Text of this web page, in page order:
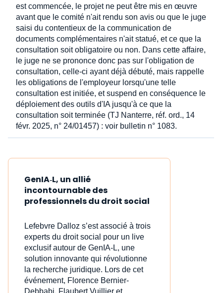
est commencée, le projet ne peut être mis en œuvre
avant que le comité n'ait rendu son avis ou que le juge
saisi du contentieux de la communication de
documents complémentaires n'ait statué, et ce que la
consultation soit obligatoire ou non. Dans cette affaire,
le juge ne se prononce donc pas sur l'obligation de
consultation, celle-ci ayant déjà débuté, mais rappelle
les obligations de l'employeur lorsqu'une telle
consultation est initiée, et suspend en conséquence le
déploiement des outils d'IA jusqu'à ce que la
consultation soit terminée (TJ Nanterre, réf. ord., 14
févr. 2025, n° 24/01457) : voir bulletin n° 1083.
GenIA‑L, un allié
incontournable des
professionnels du droit social
Lefebvre Dalloz s’est associé à trois
experts du droit social pour un live
exclusif autour de GenIA‑L, une
solution innovante qui révolutionne
la recherche juridique. Lors de cet
événement, Florence Bernier-
Debbabi, Flaubert Vuillier et